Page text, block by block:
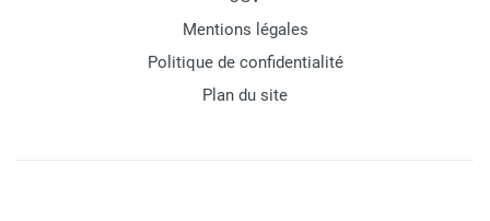
Mentions légales
Politique de confidentialité
Plan du site